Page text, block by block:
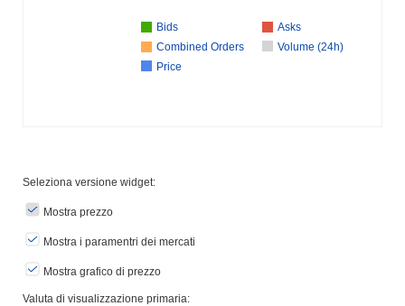
Bids
Asks
Combined Orders
Volume (24h)
Price
Seleziona versione widget:
Mostra prezzo
Mostra i paramentri dei mercati
Mostra grafico di prezzo
Valuta di visualizzazione primaria: